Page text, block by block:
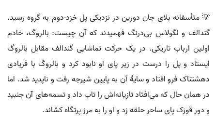
💡 متأسفانه بلای جان دورین در نزدیکی پل خزد-دوم به گروه رسید.
گندالف و لگولاس بی‌درنگ فهمیدند که آن چیست: بالروگ، خادم
اولین ارباب تاریکی. در یک حرکت تماشایی گندالف مقابل بالروگ
ایستاد و پل را درست در زیر پای او نابود کرد و بالروگ با فریادی
دهشتناک فرو افتاد و سایهٔ آن به پایین شیرجه رفت و ناپدید شد. اما
در همان حال که می‌افتاد تازیانه‌اش را تاب داد و تسمه‌های آن جنبید
و دور قوزک پای ساحر حلقه زد و او را به مرز پرتگاه کشاند.